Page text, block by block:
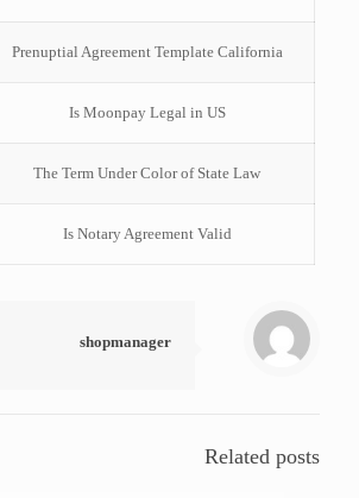
Prenuptial Agreement Template California
Is Moonpay Legal in US
The Term Under Color of State Law
Is Notary Agreement Valid
shopmanager
Related posts